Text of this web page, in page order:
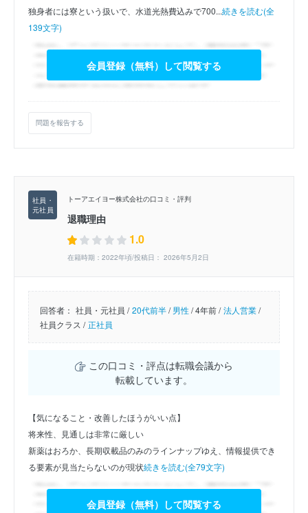
独身者には寮という扱いで、水道光熱費込みで700...続きを読む(全
139文字)
会員登録（無料）して閲覧する
問題を報告する
トーアエイヨー株式会社の口コミ・評判
退職理由
1.0
在籍時期：2022年頃/投稿日： 2026年5月2日
回答者： 社員・元社員 / 20代前半/男性/4年前 / 法人営業/
社員クラス / 正社員
この口コミ・評点は転職会議から
転載しています。
【気になること・改善したほうがいい点】
将来性、見通しは非常に厳しい
新薬はおろか、長期収載品のみのラインナップゆえ、情報提供でき
る要素が見当たらないのが現状続きを読む(全79文字)
会員登録（無料）して閲覧する